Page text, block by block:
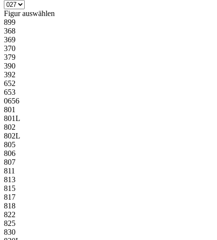
Figurauswählen
899
368
369
370
379
390
392
652
653
0656
801
801L
802
802L
805
806
807
811
813
815
817
818
822
825
830